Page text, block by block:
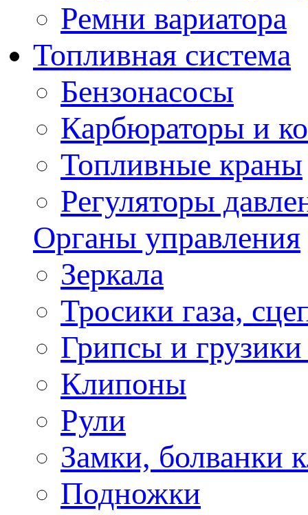
Ремни вариатора
Топливная система
Бензонасосы
Карбюраторы и
Топливные краны
Регуляторы
Органы управления
Зеркала
Тросики газа,
Грипсы и грузики
Клипоны
Рули
Замки, болванки
Подножки